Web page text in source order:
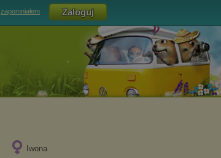
zapomniałem
Iwona